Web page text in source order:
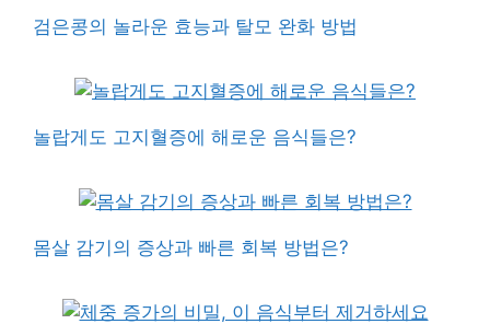
검은콩의 놀라운 효능과 탈모 완화 방법
놀랍게도 고지혈증에 해로운 음식들은?
몸살 감기의 증상과 빠른 회복 방법은?